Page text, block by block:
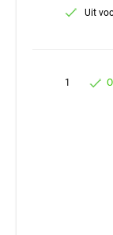
Uit
1